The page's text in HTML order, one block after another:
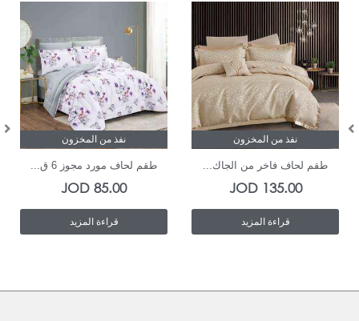
نفذ من المخزون
طقم لحاف فاخر من الجاك...
135.00
JOD
قراءة المزيد
نفذ من المخزون
طقم لحاف مورد مجوز 6 ق...
85.00
JOD
قراءة المزيد